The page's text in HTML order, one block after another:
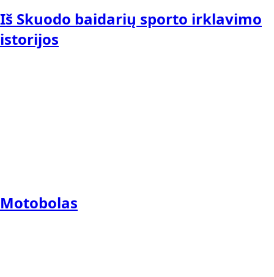
Iš Skuodo baidarių sporto irklavimo
istorijos
Motobolas